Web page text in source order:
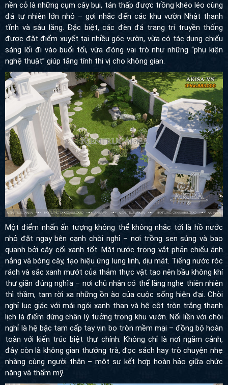
nền cỏ là những cụm cây bụi, tán thấp được trồng khéo léo cùng
đá tự nhiên lớn nhỏ – gợi nhắc đến các khu vườn Nhật thanh tĩnh
và sâu lắng. Đặc biệt, các đèn đá trang trí truyền thống được đặt
điểm xuyết tại nhiều góc vườn, vừa có tác dụng chiếu sáng lối đi
vào buổi tối, vừa đóng vai trò như những “phụ kiện nghệ thuật”
giúp tăng tính thi vị cho không gian.
Một điểm nhấn ấn tượng không thể không nhắc tới là hồ nước
nhỏ đặt ngay bên cạnh chòi nghỉ – nơi trồng sen súng và bao
quanh bởi cây cối xanh tốt. Mặt nước trong vắt phản chiếu ánh
nắng và bóng cây, tạo hiệu ứng lung linh, dịu mát. Tiếng nước róc
rách và sắc xanh mướt của thảm thực vật tạo nên bầu không khí
thư giãn đúng nghĩa – nơi chủ nhân có thể lắng nghe thiên nhiên
thì thầm, tạm rời xa những ồn ào của cuộc sống hiện đại. Chòi
nghỉ lục giác với mái ngói xanh than và hệ cột tròn trắng thanh
lịch là điểm dừng chân lý tưởng trong khu vườn. Nối liền với chòi
nghỉ là hệ bậc tam cấp tay vịn bo tròn mềm mại – đồng bộ hoàn
toàn với kiến trúc biệt thự chính. Không chỉ là nơi ngắm cảnh, đây
còn là không gian thưởng trà, đọc sách hay trò chuyện nhẹ nhàng
cùng người thân – một sự kết hợp hoàn hảo giữa chức năng và
thẩm mỹ.